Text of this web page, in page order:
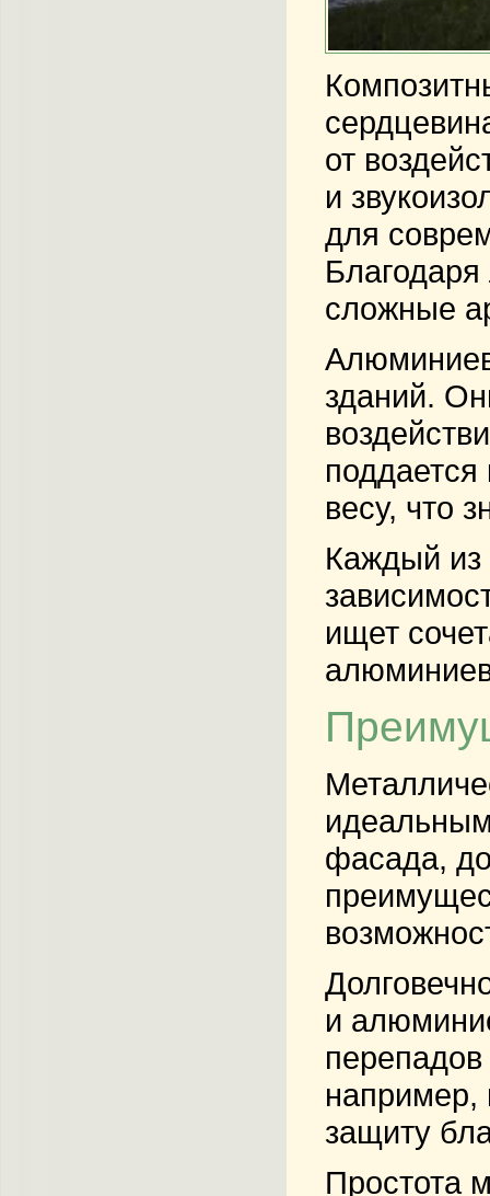
от
и
для
сложные
зданий.
весу, что
Каждый из
ищет
фасада,
и
например,
защиту
Простота